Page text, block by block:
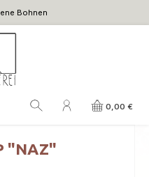
Bohnen
0,00 €
"NAZ"